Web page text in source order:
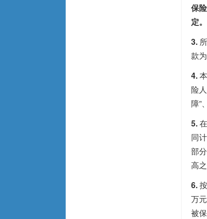
保
定。
3.
款为
4.
险
障”
5.
同
部
高
6.
万
被